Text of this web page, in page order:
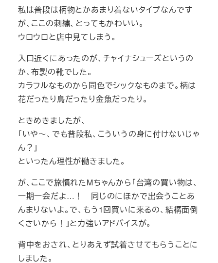
私は普段は柄物とかあまり着ないタイプなんです
が、ここの刺繍、とってもかわいい。
ウロウロと店中見てしまう。
入口近くにあったのが、チャイナシューズというの
か、布製の靴でした。
カラフルなものから同色でシックなものまで。柄は
花だったり鳥だったり金魚だったり。
ときめきましたが、
「いや～、でも普段私、こういうの身に付けないじゃ
ん？」
といったん理性が働きました。
が、ここで旅慣れたMちゃんから「台湾の買い物は、
一期一会だよ…！ 同じのにほかで出会うことあ
んまりないよ。で、もう1回買いに来るの、結構面倒
くさいから！」と力強いアドバイスが。
背中をおされ、とりあえず試着させてもらうことに
しました。